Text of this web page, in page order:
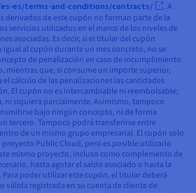
es/terms-and-conditions/contracts/
. A
de este cupón no forman parte de la
servicios utilizados en el marco de los niveles de
asociadas. Es decir, si el titular del cupón
al cupón durante un mes concreto, no se
de penalización en caso de incumplimiento
mientras que, si consume un importe superior,
cálculo de las penalizaciones las cantidades
El cupón no es intercambiable ni reembolsable;
ni siquiera parcialmente. Asimismo, tampoco
bajo ningún concepto, ni de forma
tercero. Tampoco podrá transferirse entre
de un mismo grupo empresarial. El cupón solo
Public Cloud, pero es posible utilizarlo
mismo proyecto, incluso como complemento de
hasta agotar el saldo asociado o hasta la
poder utilizar este cupón, el titular deberá
válida registrada en su cuenta de cliente de